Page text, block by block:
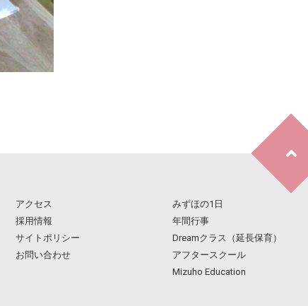
アクセス
採用情報
サイトポリシー
お問い合わせ
みずほの1日
年間行事
Dreamクラス（延長保育）
アフタースクール
Mizuho Education